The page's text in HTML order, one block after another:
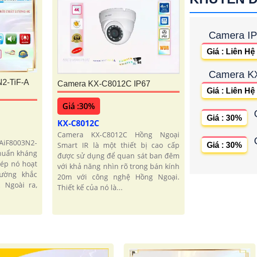
TiF-A
kháng
nó hoạt
khắc
ra,
Camera KX-C8012C IP67
Giá :30%
KX-C8012C
Camera KX-C8012C Hồng Ngoại
Smart IR là một thiết bị cao cấp
được sử dụng để quan sát ban đêm
với khả năng nhìn rõ trong bán kính
20m với công nghệ Hồng Ngoại.
Thiết kế của nó là...
Camera
Giá : Liên Hệ
Camera
Giá : Liên Hệ
Giá : 30%
Giá : 30%